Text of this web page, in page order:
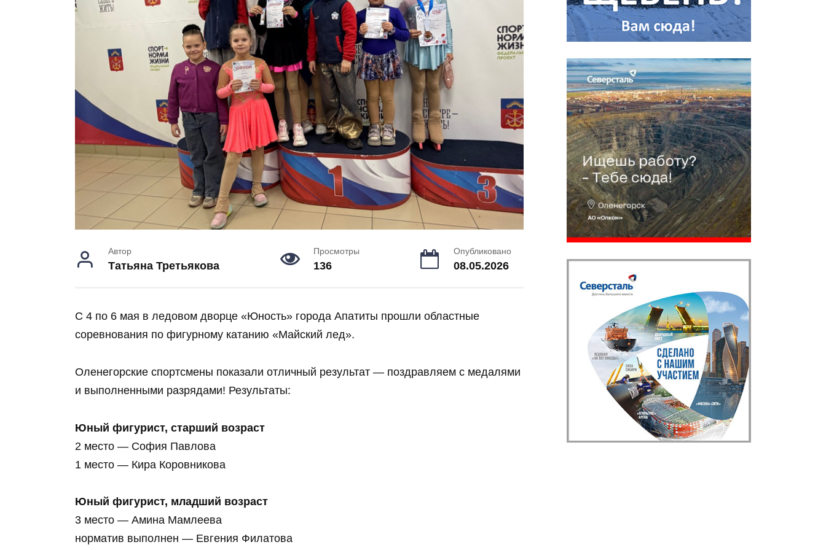
Автор
Татьяна Третьякова
Просмотры
136
Опубликовано
08.05.2026
С 4 по 6 мая в ледовом дворце «Юность» города Апатиты прошли областные
соревнования по фигурному катанию «Майский лед».
Оленегорские спортсмены показали отличный результат — поздравляем с медалями
и выполненными разрядами! Результаты:
Юный фигурист, старший возраст
2 место — София Павлова
1 место — Кира Коровникова
Юный фигурист, младший возраст
3 место — Амина Мамлеева
норматив выполнен — Евгения Филатова